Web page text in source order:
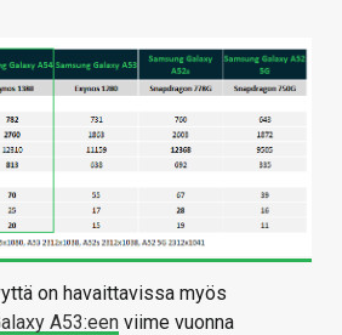
on havaittavissa myös
A53:een viime vuonna